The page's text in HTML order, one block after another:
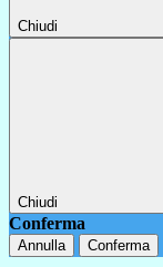
Chiudi
Chiudi
Conferma
Annulla Conferma